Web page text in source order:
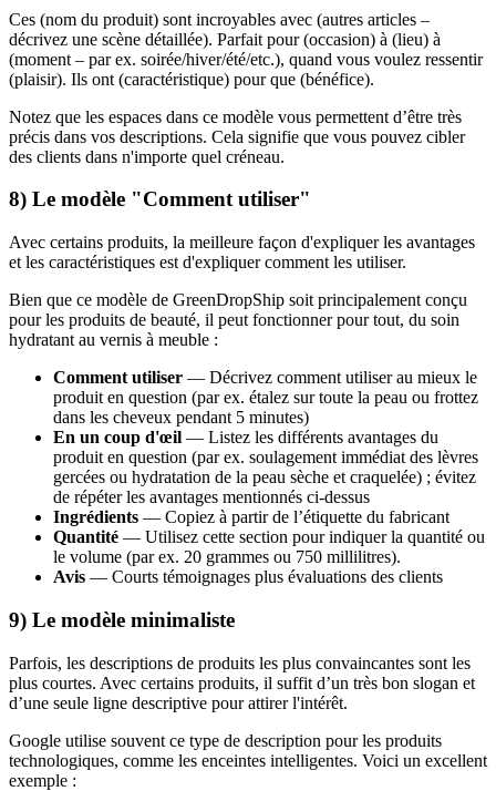
Ces (nom du produit) sont incroyables avec (autres articles –
décrivez une scène détaillée). Parfait pour (occasion) à (lieu) à
(moment – par ex. soirée/hiver/été/etc.), quand vous voulez ressentir
(plaisir). Ils ont (caractéristique) pour que (bénéfice).
Notez que les espaces dans ce modèle vous permettent d’être très
précis dans vos descriptions. Cela signifie que vous pouvez cibler
des clients dans n'importe quel créneau.
8) Le modèle "Comment utiliser"
Avec certains produits, la meilleure façon d'expliquer les avantages
et les caractéristiques est d'expliquer comment les utiliser.
Bien que ce modèle de GreenDropShip soit principalement conçu
pour les produits de beauté, il peut fonctionner pour tout, du soin
hydratant au vernis à meuble :
Comment utiliser — Décrivez comment utiliser au mieux le
produit en question (par ex. étalez sur toute la peau ou frottez
dans les cheveux pendant 5 minutes)
En un coup d'œil — Listez les différents avantages du
produit en question (par ex. soulagement immédiat des lèvres
gercées ou hydratation de la peau sèche et craquelée) ; évitez
de répéter les avantages mentionnés ci-dessus
Ingrédients — Copiez à partir de l’étiquette du fabricant
Quantité — Utilisez cette section pour indiquer la quantité ou
le volume (par ex. 20 grammes ou 750 millilitres).
Avis — Courts témoignages plus évaluations des clients
9) Le modèle minimaliste
Parfois, les descriptions de produits les plus convaincantes sont les
plus courtes. Avec certains produits, il suffit d’un très bon slogan et
d’une seule ligne descriptive pour attirer l'intérêt.
Google utilise souvent ce type de description pour les produits
technologiques, comme les enceintes intelligentes. Voici un excellent
exemple :